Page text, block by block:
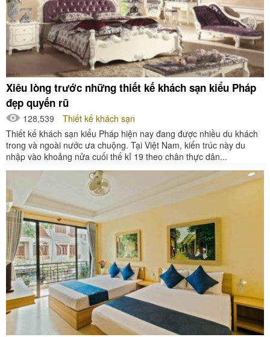
Xiêu lòng trước những thiết kế khách sạn kiểu Pháp
đẹp quyến rũ
128,539
Thiết kế khách sạn
Thiết kế khách sạn kiểu Pháp hiện nay đang được nhiều du khách
trong và ngoài nước ưa chuộng. Tại Việt Nam, kiến trúc này du
nhập vào khoảng nửa cuối thế kỉ 19 theo chân thực dân...